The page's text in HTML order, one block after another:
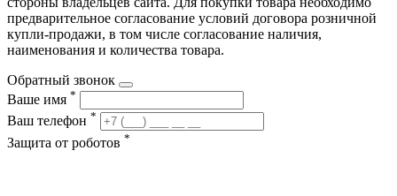
предварительное согласование условий договора розничной
купли-продажи, в том числе согласование наличия,
наименования и количества товара.
Обратный звонок
Ваше имя *
Ваш телефон *
Защита от роботов *